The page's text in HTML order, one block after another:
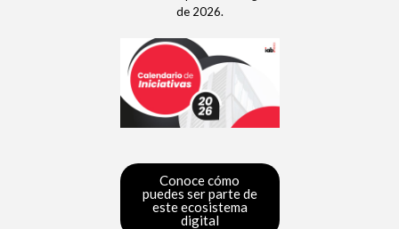
de 2026.
Conoce cómo
puedes ser parte de
este ecosistema
digital